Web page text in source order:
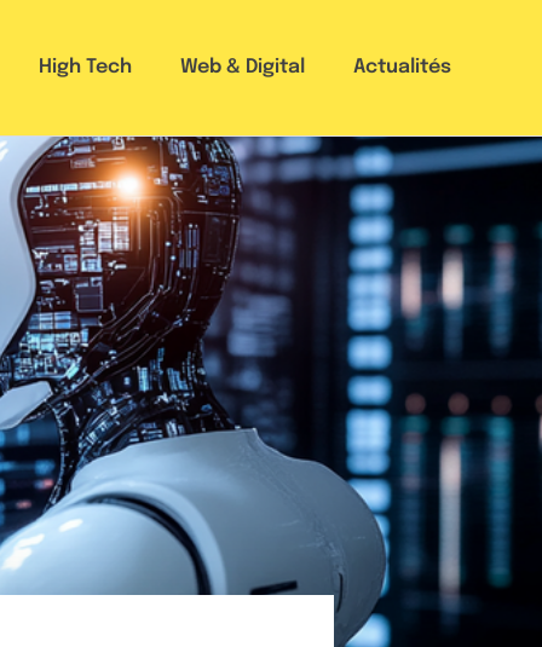
High Tech Web & Digital Actualités